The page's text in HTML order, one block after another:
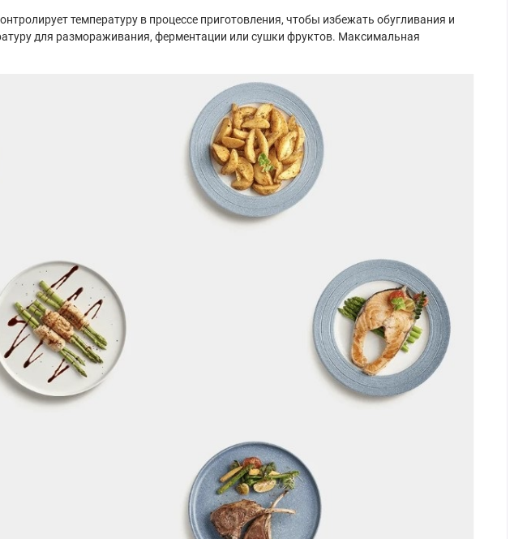
температуру в процессе приготовления, чтобы избежать обугливания и
для размораживания, ферментации или сушки фруктов. Максимальная